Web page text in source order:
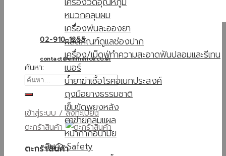
02-910-1255
contact@eminence.co.th
ค้นหา:
เข้าสู่ระบบ / ลงทะเบียน
ตะกร้าสินค้า
ตะกร้าสินค้า
หมวกคลุมผม
เครื่องพ่นละอองยา
ผลิตภัณฑ์ดูแลช่องปาก
เครื่อง/เม็ดฟู่ทำความสะอาดฟันปลอมและรีเทน
เนอร์
น้ำยาฆ่าเชื้อโรคอเนกประสงค์
ถุงมือยางธรรมชาติ
เข็มขัดพยุงหลัง
ตาข่ายคลุมแผล
หน้ากากอนามัย
สินค้า Safety